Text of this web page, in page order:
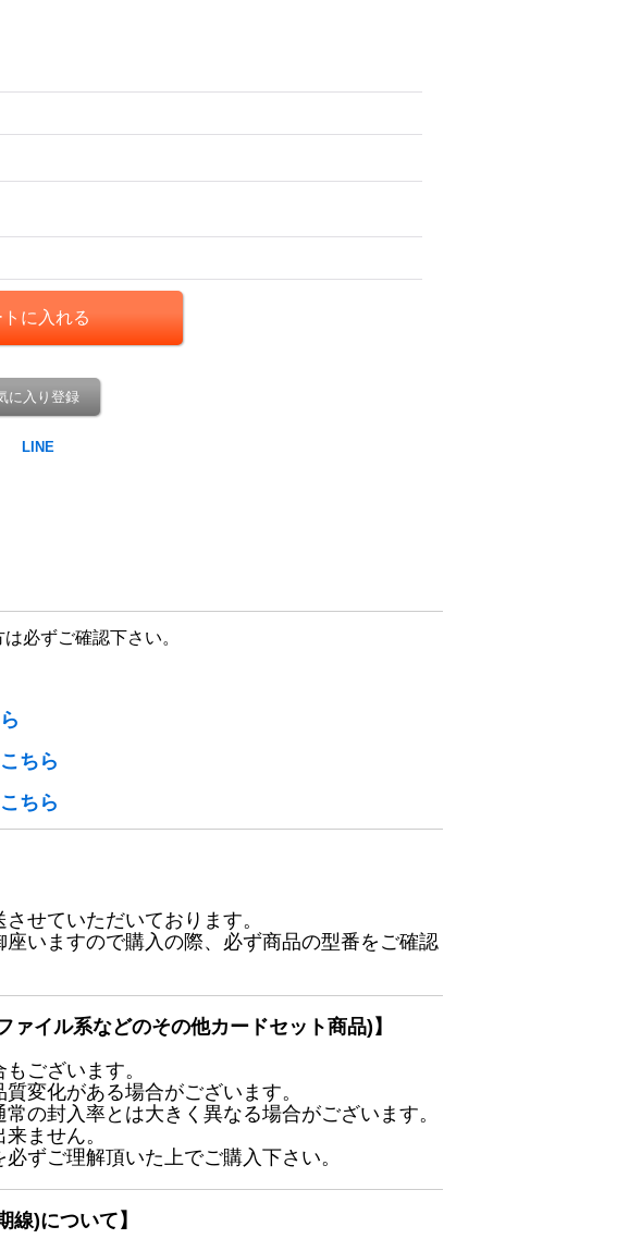
に入り登録
必ずご確認下さい。
こちら
こちら
せていただいております。
いますので購入の際、必ず商品の型番をご確認
ァイル系などのその他カードセット商品)】
ございます。
変化がある場合がございます。
の封入率とは大きく異なる場合がございます。
ません。
ずご理解頂いた上でご購入下さい。
線)について】